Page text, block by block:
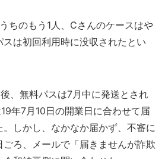
ちのもう1人、Cさんのケースはや
は初回利用時に没収されたとい
、無料パスは7月中に発送とされ
年7月10日の開業日に合わせて届
。しかし、なかなか届かず、不審に
ろ、メールで「届きませんが詐欺